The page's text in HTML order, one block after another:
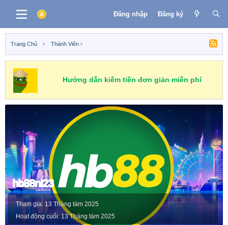
Đăng nhập Đăng ký
Trang Chủ Thành Viên
Hướng dẫn kiếm tiền đơn giản miễn phí
hb88nl23
Tham gia 13 Tháng tám 2025
Hoạt động cuối 13 Tháng tám 2025